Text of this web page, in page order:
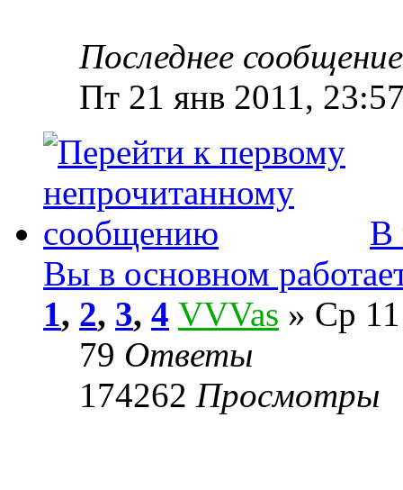
Последнее
Пт 21 янв 2011,
В
Вы в основном
1, 2, 3, 4 VVVas » Ср
79 Ответы
174262 Просмотры